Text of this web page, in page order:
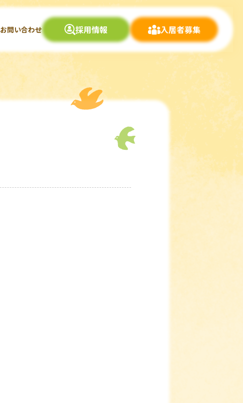
お問い合わせ 採用情報 入居者募集